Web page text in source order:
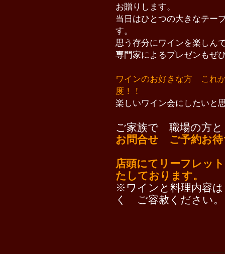
お贈りします。
当日はひとつの大きなテー
す。
思う存分にワインを楽しん
専門家によるプレゼンもぜ
ワインのお好きな方 これ
度！！
楽しいワイン会にしたいと
ご家族で 職場の方
お問合せ ご予約お待
店頭にてリーフレッ
たしております。
※ ワインと料理内容
く ご容赦ください。